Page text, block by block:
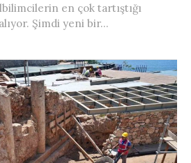
en çok tartıştığı
Şimdi yeni bir...